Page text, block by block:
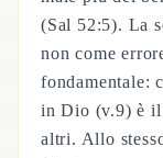
(Sal 52:5). La
non come
fondamentale:
in Dio (v.9) è il
altri. Allo